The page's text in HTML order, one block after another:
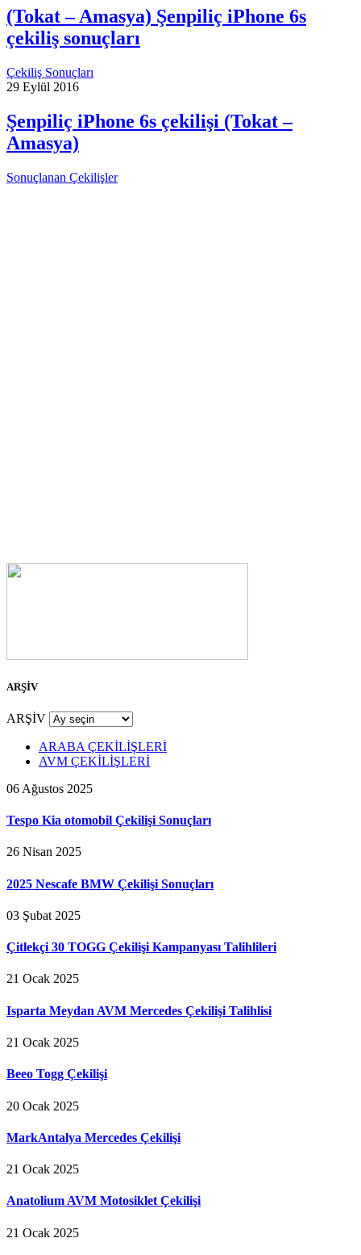
(Tokat – Amasya) Şenpiliç iPhone 6s
çekiliş sonuçları
Çekiliş Sonuçları
29 Eylül 2016
Şenpiliç iPhone 6s çekilişi (Tokat –
Amasya)
Sonuçlanan Çekilişler
ARŞİV
ARŞİV
ARABA ÇEKİLİŞLERİ
AVM ÇEKİLİŞLERİ
06 Ağustos 2025
Tespo Kia otomobil Çekilişi Sonuçları
26 Nisan 2025
2025 Nescafe BMW Çekilişi Sonuçları
03 Şubat 2025
Çitlekçi 30 TOGG Çekilişi Kampanyası Talihlileri
21 Ocak 2025
Isparta Meydan AVM Mercedes Çekilişi Talihlisi
21 Ocak 2025
Beeo Togg Çekilişi
20 Ocak 2025
MarkAntalya Mercedes Çekilişi
21 Ocak 2025
Anatolium AVM Motosiklet Çekilişi
21 Ocak 2025